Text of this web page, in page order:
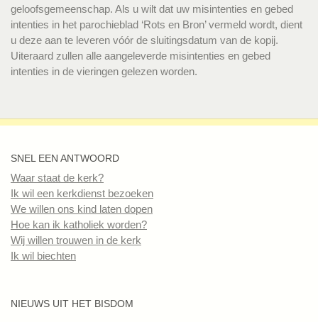
geloofsgemeenschap. Als u wilt dat uw misintenties en gebed
intenties in het parochieblad ‘Rots en Bron’ vermeld wordt, dient
u deze aan te leveren vóór de sluitingsdatum van de kopij.
Uiteraard zullen alle aangeleverde misintenties en gebed
intenties in de vieringen gelezen worden.
SNEL EEN ANTWOORD
Waar staat de kerk?
Ik wil een kerkdienst bezoeken
We willen ons kind laten dopen
Hoe kan ik katholiek worden?
Wij willen trouwen in de kerk
Ik wil biechten
NIEUWS UIT HET BISDOM